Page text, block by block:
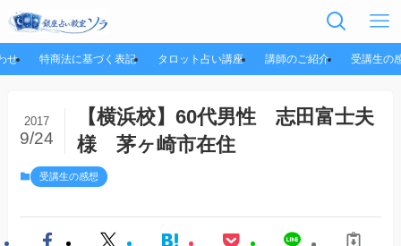
せ 特商法に基づく表記 タロット占い講座 講師のご紹介 受講生の
【横浜校】60代男性 志田富士夫
様 茅ヶ崎市在住
2017
9/24
受講生の感想